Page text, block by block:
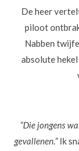
De heer
piloot
Nabben
absolute
“Die jongens
gevallenen.” Ik